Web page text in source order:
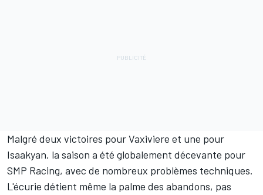
Malgré deux victoires pour Vaxiviere et une pour
Isaakyan, la saison a été globalement décevante pour
SMP Racing, avec de nombreux problèmes techniques.
L'écurie détient même la palme des abandons, pas